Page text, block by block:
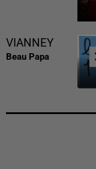
VIANNEY
Beau Papa